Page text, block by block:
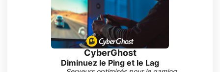
CyberGhost
Diminuez le Ping et le Lag